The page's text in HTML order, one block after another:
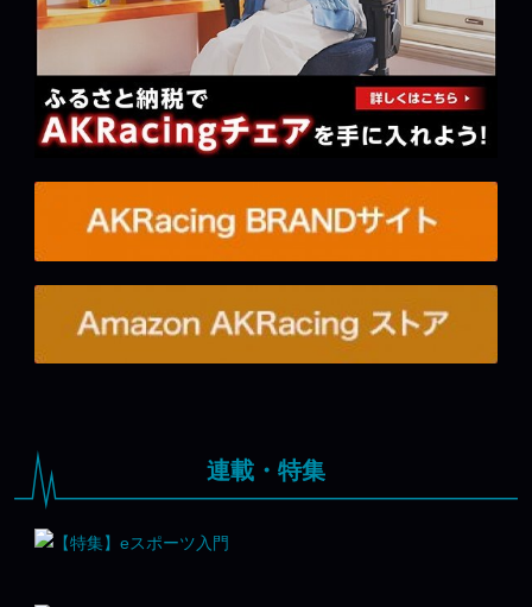
連載・特集